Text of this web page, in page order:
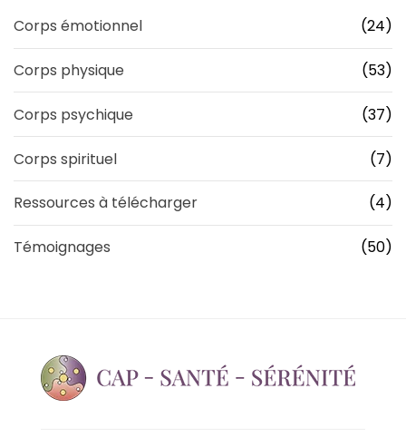
Corps émotionnel (24)
Corps physique (53)
Corps psychique (37)
Corps spirituel (7)
Ressources à télécharger (4)
Témoignages (50)